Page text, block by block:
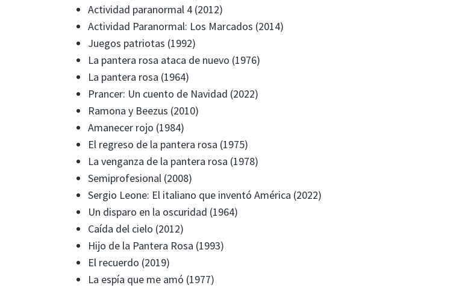
Actividad paranormal 4 (2012)
Actividad Paranormal: Los Marcados (2014)
Juegos patriotas (1992)
La pantera rosa ataca de nuevo (1976)
La pantera rosa (1964)
Prancer: Un cuento de Navidad (2022)
Ramona y Beezus (2010)
Amanecer rojo (1984)
El regreso de la pantera rosa (1975)
La venganza de la pantera rosa (1978)
Semiprofesional (2008)
Sergio Leone: El italiano que inventó América (2022)
Un disparo en la oscuridad (1964)
Caída del cielo (2012)
Hijo de la Pantera Rosa (1993)
El recuerdo (2019)
La espía que me amó (1977)